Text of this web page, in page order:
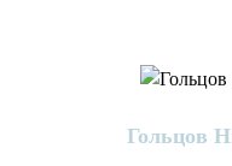
Гольцов